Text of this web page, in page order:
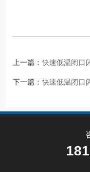
上一篇：快速低温闭口
下一篇：快速低温闭口